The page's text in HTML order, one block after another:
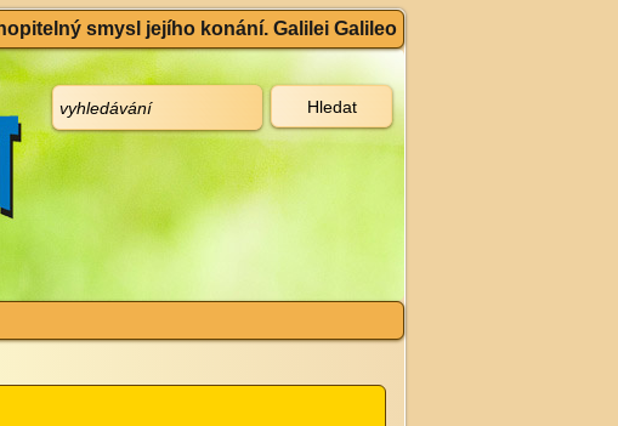
smysl jejího konání. Galilei Galileo